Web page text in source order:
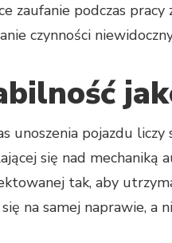
zaufanie podczas
czynności
unoszenia pojazdu
się nad mechaniką
tak, aby
na samej naprawie, a